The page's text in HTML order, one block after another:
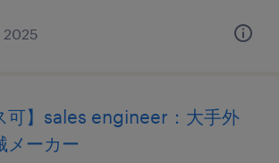
2025
可】sales engineer：大手外
メーカー